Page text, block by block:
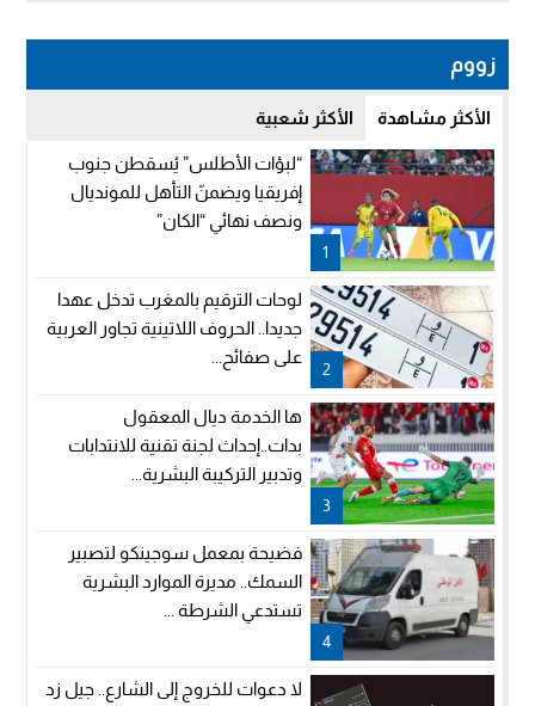
زووم
الأكثر مشاهدة الأكثر شعبية
1
“لبؤات الأطلس” يُسقطن جنوب
إفريقيا ويضمنّ التأهل للمونديال
ونصف نهائي “الكان”
2
لوحات الترقيم بالمغرب تدخل عهدا
جديدا.. الحروف اللاتينية تجاور العربية
على صفائح...
3
ها الخدمة ديال المعقول
بدات..إحداث لجنة تقنية للانتدابات
وتدبير التركيبة البشرية...
4
فضيحة بمعمل سوجينكو لتصبير
السمك.. مديرة الموارد البشرية
تستدعي الشرطة ...
لا دعوات للخروج إلى الشارع.. جيل زد